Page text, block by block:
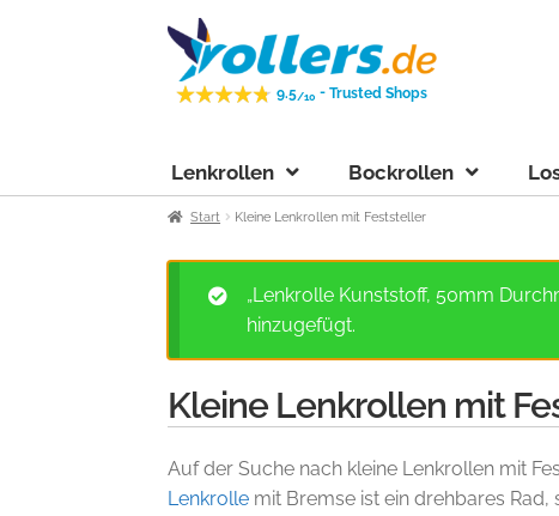
Zur
Navigation
springen
Zum
Inhalt
springen
9.5/10 -Trusted Shops
Lenkrollen Bockrollen
Start Kleine Lenkrollen mit Feststeller
„Lenkrolle Kunststoff, 50mm
hinzugefügt.
Kleine Lenkrollen mit
Auf der Suche nach kleine Lenkrollen mit
Lenkrolle mit Bremse ist ein drehbares Rad,